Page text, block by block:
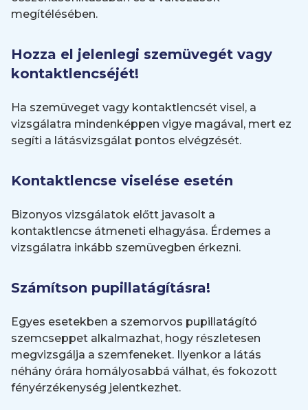
megítélésében.
Hozza el jelenlegi szemüvegét vagy
kontaktlencséjét!
Ha szemüveget vagy kontaktlencsét visel, a
vizsgálatra mindenképpen vigye magával, mert ez
segíti a látásvizsgálat pontos elvégzését.
Kontaktlencse viselése esetén
Bizonyos vizsgálatok előtt javasolt a
kontaktlencse átmeneti elhagyása. Érdemes a
vizsgálatra inkább szemüvegben érkezni.
Számítson pupillatágításra!
Egyes esetekben a szemorvos pupillatágító
szemcseppet alkalmazhat, hogy részletesen
megvizsgálja a szemfeneket. Ilyenkor a látás
néhány órára homályosabbá válhat, és fokozott
fényérzékenység jelentkezhet.